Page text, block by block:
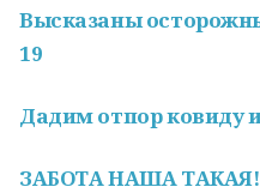
Высказаны
19
Дадим отпор ковиду
ЗАБОТА НАША ТАКАЯ!